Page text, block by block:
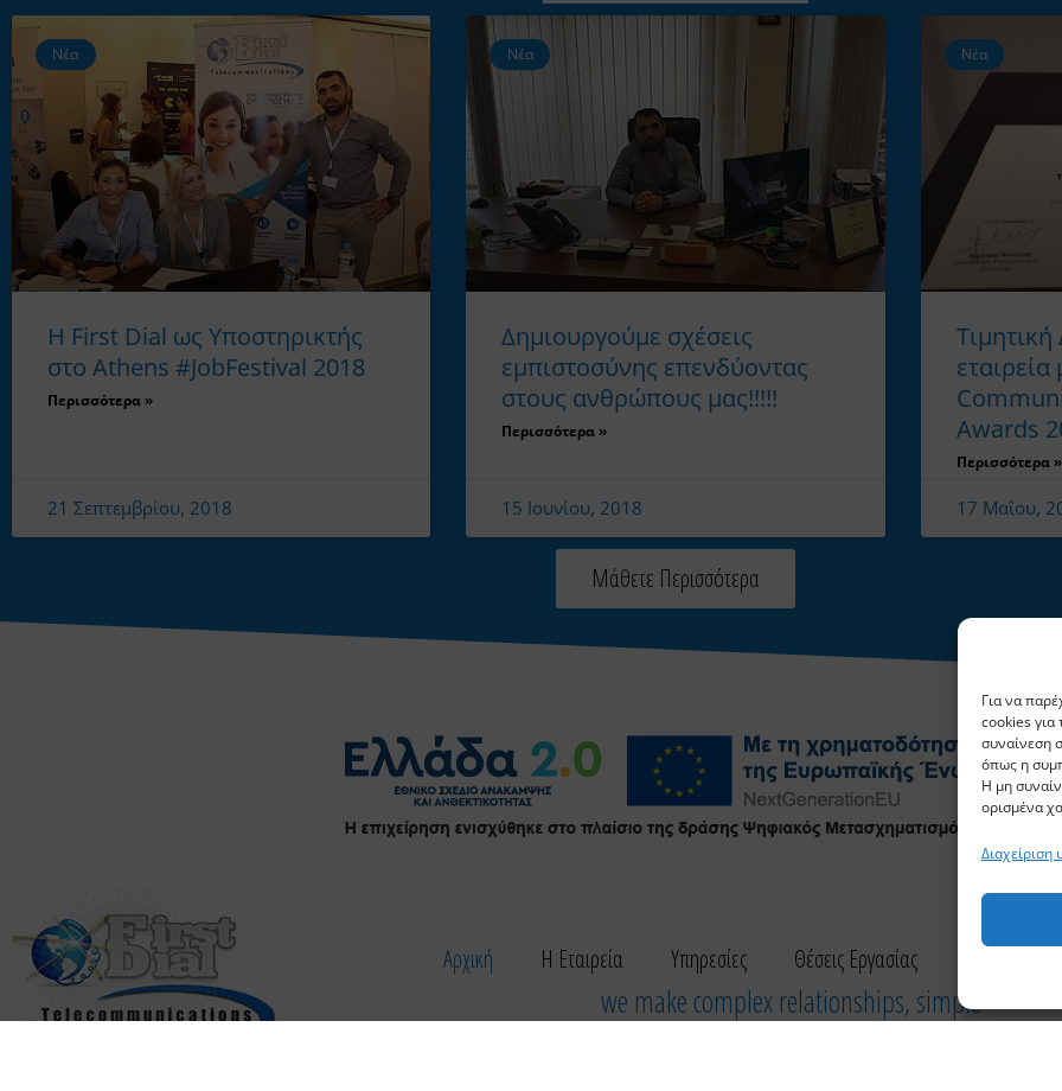
Για να
cookies
συναίνεση
όπως η
Η μη
ορισμένα
Νέα
Η First Dial ως Υποστηρικτής
στο Athens #JobFestival 2018
Περισσότερα »
21 Σεπτεμβρίου, 2018
Νέα
Δημιουργούμε σχέσεις
εμπιστοσύνης επενδύοντας
στους ανθρώπους μας!!!!!
Περισσότερα »
15 Ιουνίου, 2018
Νέα
Τιμητική
Awards
Περισσότερα »
17 Μαΐου,
Μάθετε Περισσότερα
Αρχική Η Εταιρεία Υπηρεσίες Θέσεις Εργασίας
we make complex relationships, simple